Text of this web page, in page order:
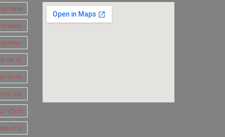
איתור
השקעות
יזמות
כל מה
מדריך
ממה
נדל"ן-
נדלן